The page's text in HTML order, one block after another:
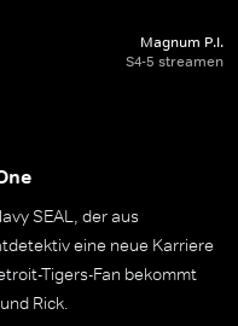
Magnum P.I.
S4-5 streamen
SEAL, der aus
eine neue Karriere
Tigers-Fan bekommt
Rick.